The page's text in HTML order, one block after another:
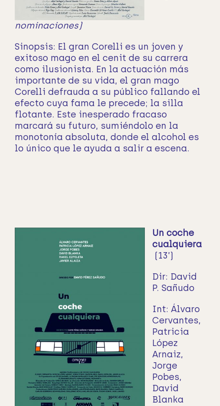
nominaciones)
Sinopsis: El gran Corelli es un joven y
exitoso mago en el cenit de su carrera
como ilusionista. En la actuación más
importante de su vida, el gran mago
Corelli defrauda a su público fallando el
efecto cuya fama le precede; la silla
flotante. Este inesperado fracaso
marcará su futuro, sumiéndolo en la
monotonía absoluta, donde el alcohol es
lo único que le ayuda a salir a escena.
Un coche
cualquiera
(13’)
Dir: David
P. Sañudo
Int: Álvaro
Cervantes,
Patricia
López
Arnaiz,
Jorge
Pobes,
David
Blanka